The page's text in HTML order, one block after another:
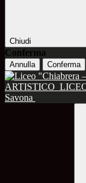
Chiudi
Conferma
Annulla Conferma
ARTISTICO
Savona